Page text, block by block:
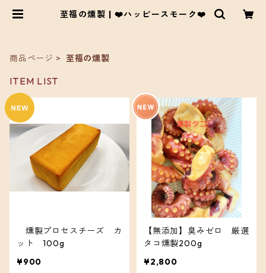
至福の燻製 | ❤️ハッピースモーク❤️
商品ページ 至福の燻製
ITEM LIST
燻製プロセスチーズ カ
ット 100g
¥900
【無添加】臭みゼロ 厳選
タコ燻製200g
¥2,800